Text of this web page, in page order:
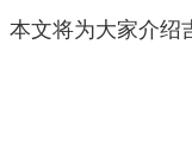
文将为大家介绍